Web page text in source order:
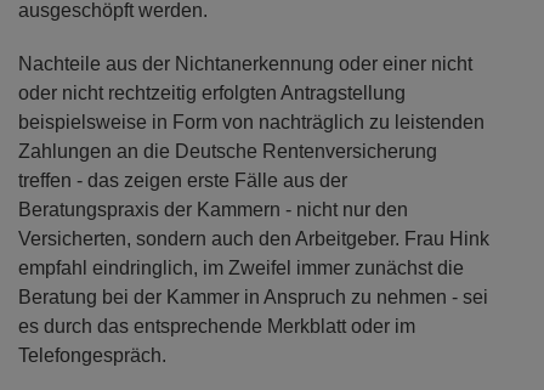
ausgeschöpft werden.
Nachteile aus der Nichtanerkennung oder einer nicht
oder nicht rechtzeitig erfolgten Antragstellung
beispielsweise in Form von nachträglich zu leistenden
Zahlungen an die Deutsche Rentenversicherung
treffen - das zeigen erste Fälle aus der
Beratungspraxis der Kammern - nicht nur den
Versicherten, sondern auch den Arbeitgeber. Frau Hink
empfahl eindringlich, im Zweifel immer zunächst die
Beratung bei der Kammer in Anspruch zu nehmen - sei
es durch das entsprechende Merkblatt oder im
Telefongespräch.